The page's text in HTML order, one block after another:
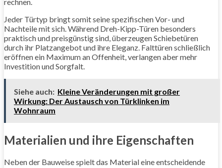
Jeder Türtyp bringt somit seine spezifischen Vor- und
Nachteile mit sich. Während Dreh-Kipp-Türen besonders
praktisch und preisgünstig sind, überzeugen Schiebetüren
durch ihr Platzangebot und ihre Eleganz. Falttüren schließlich
eröffnen ein Maximum an Offenheit, verlangen aber mehr
Investition und Sorgfalt.
Siehe auch: Kleine Veränderungen mit großer
Wirkung: Der Austausch von Türklinken im
Wohnraum
Materialien und ihre Eigenschaften
Neben der Bauweise spielt das Material eine entscheidende